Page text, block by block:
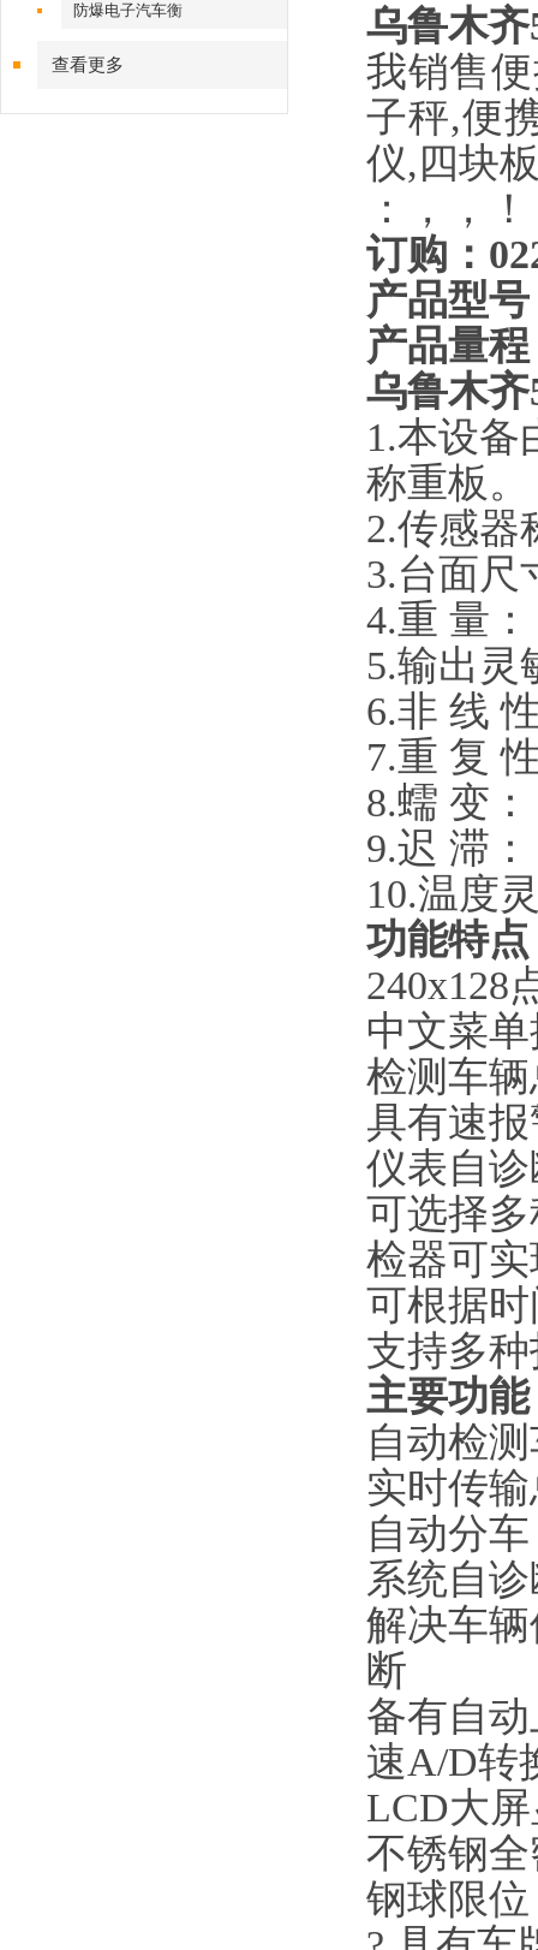
防爆电子汽车衡
查看更多
乌鲁木
我销售
子秤,便
仪,四块
：，，！
订购：
产品型
产品量
乌鲁木
1.本设备
称重板。
2.传感器
3.台面尺
4.重 量
5.输出灵
6.非 线
7.重 复
8.蠕 变：
9.迟 滞：
10.温度
功能特
240x128
中文菜
检测车
具有速
仪表自
可选择
检器可
可根据
支持多
主要功
自动检
实时传
自动分
系统自
解决车
断
备有自
速A/D转
LCD大
不锈钢
钢球限